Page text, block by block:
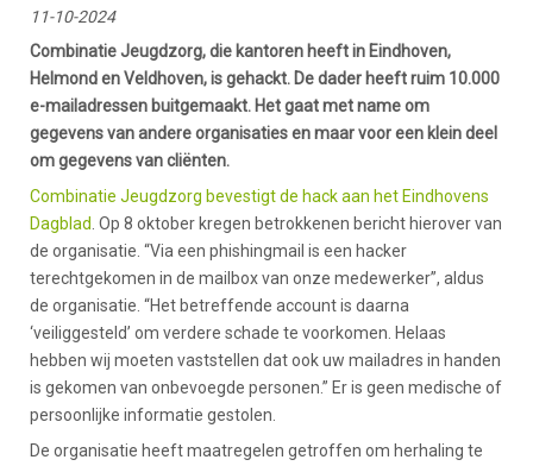
11-10-2024
Combinatie Jeugdzorg, die kantoren heeft in Eindhoven,
Helmond en Veldhoven, is gehackt. De dader heeft ruim 10.000
e-mailadressen buitgemaakt. Het gaat met name om
gegevens van andere organisaties en maar voor een klein deel
om gegevens van cliënten.
Combinatie Jeugdzorg bevestigt de hack aan het Eindhovens
Dagblad . Op 8 oktober kregen betrokkenen bericht hierover van
de organisatie. “Via een phishingmail is een hacker
terechtgekomen in de mailbox van onze medewerker”, aldus
de organisatie. “Het betreffende account is daarna
‘veiliggesteld’ om verdere schade te voorkomen. Helaas
hebben wij moeten vaststellen dat ook uw mailadres in handen
is gekomen van onbevoegde personen.” Er is geen medische of
persoonlijke informatie gestolen.
De organisatie heeft maatregelen getroffen om herhaling te